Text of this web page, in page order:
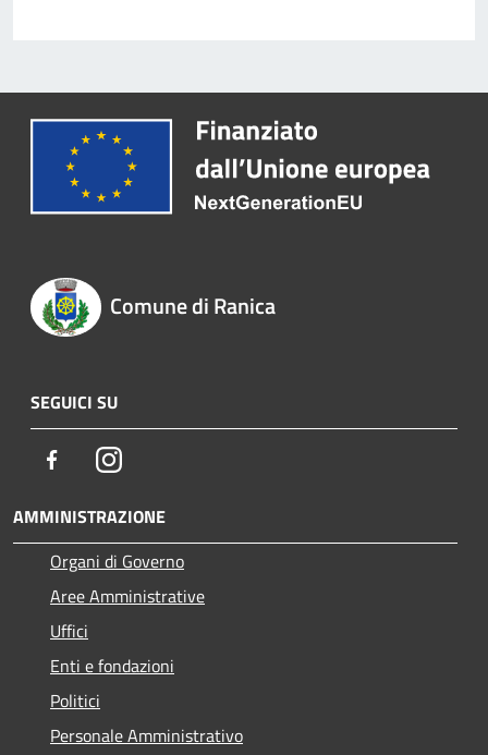
Comune di Ranica
SEGUICI SU
FacebookInstagram
AMMINISTRAZIONE
Organi di Governo
Aree Amministrative
Uffici
Enti e fondazioni
Politici
Personale Amministrativo